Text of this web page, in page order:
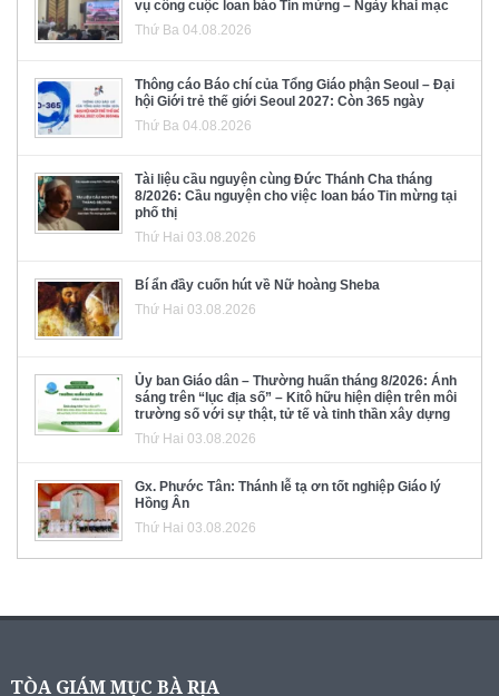
vụ công cuộc loan báo Tin mừng – Ngày khai mạc
Thứ Ba 04.08.2026
Thông cáo Báo chí của Tổng Giáo phận Seoul – Đại
hội Giới trẻ thế giới Seoul 2027: Còn 365 ngày
Thứ Ba 04.08.2026
Tài liệu cầu nguyện cùng Đức Thánh Cha tháng
8/2026: Cầu nguyện cho việc loan báo Tin mừng tại
phố thị
Thứ Hai 03.08.2026
Bí ẩn đầy cuốn hút về Nữ hoàng Sheba
Thứ Hai 03.08.2026
Ủy ban Giáo dân – Thường huấn tháng 8/2026: Ánh
sáng trên “lục địa số” – Kitô hữu hiện diện trên môi
trường số với sự thật, tử tế và tinh thần xây dựng
Thứ Hai 03.08.2026
Gx. Phước Tân: Thánh lễ tạ ơn tốt nghiệp Giáo lý
Hồng Ân
Thứ Hai 03.08.2026
TÒA GIÁM MỤC BÀ RỊA